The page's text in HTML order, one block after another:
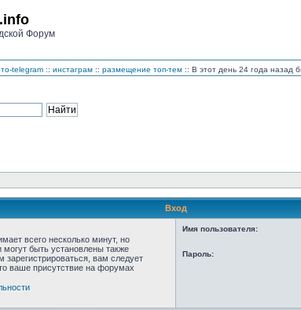
Форум
telegram :: инстаграм :: размещение топ-тем :: В этот день 24 года назад
Вход
всего несколько минут, но
быть установлены также
зарегистрироваться, вам следует
ваше присутствие на форумах
Имя пользователя:
Пароль: